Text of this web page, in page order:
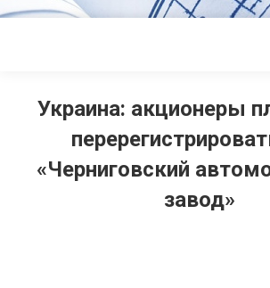
Украина: акционеры
«Черниговский
завод»